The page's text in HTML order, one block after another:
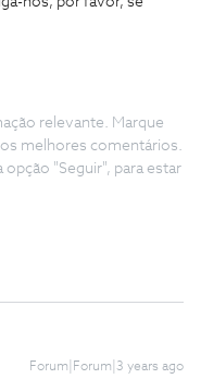
relevante. Marque
melhores comentários.
opção "Seguir", para estar
Forum|Forum|3 years ago